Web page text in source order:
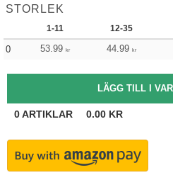
STORLEK
1-11 12-35
0 53.99 kr 44.99 kr
0ARTIKLAR 0.00 KR